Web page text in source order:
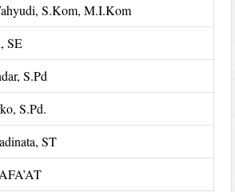
S.Kom, M.I.Kom
SE
S.Pd
S.Pd.
ST